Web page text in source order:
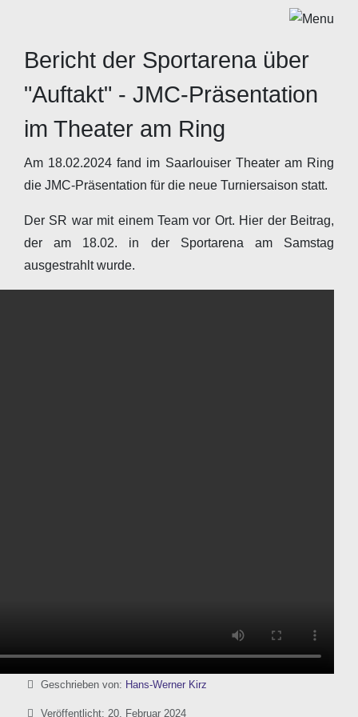
Bericht der Sportarena über
"Auftakt" - JMC-Präsentation
im Theater am Ring
Am 18.02.2024 fand im Saarlouiser Theater am Ring
die JMC-Präsentation für die neue Turniersaison statt.
Der SR war mit einem Team vor Ort. Hier der Beitrag,
der am 18.02. in der Sportarena am Samstag
ausgestrahlt wurde.
DetailsGeschrieben von: Hans-Werner Kirz
Veröffentlicht: 20. Februar 2024